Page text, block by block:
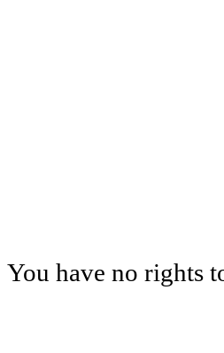
You have no rights